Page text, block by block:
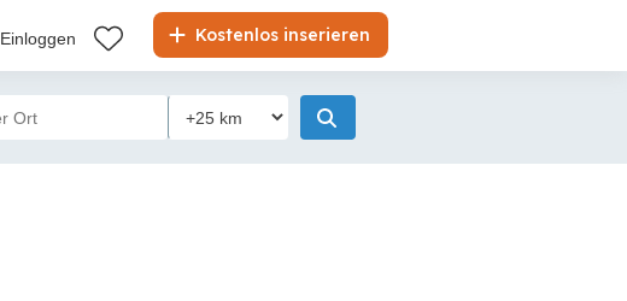
Kostenlos inserieren
Einloggen